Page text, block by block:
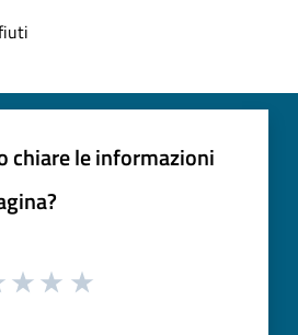
chiare le informazioni